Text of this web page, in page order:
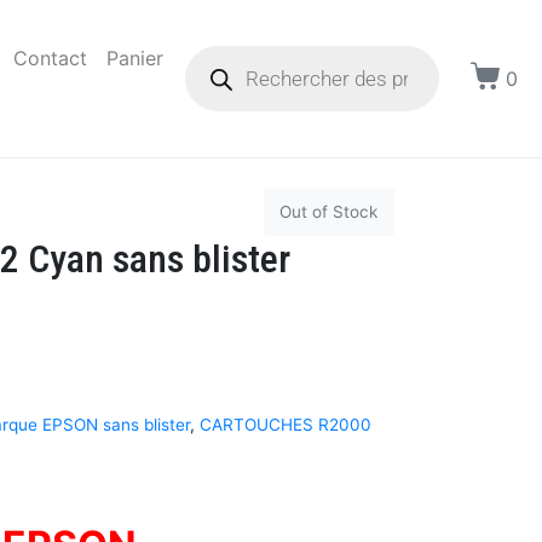
Contact
Panier
0
Out of Stock
Cyan sans blister
EPSON sans blister, CARTOUCHES R2000